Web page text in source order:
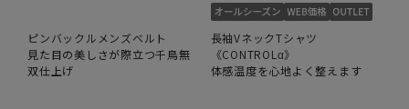
ピンバックルメンズベルト
見た目の美しさが際立つ千鳥無
双仕上げ
長袖VネックTシャツ
《CONTROLα》
体感温度を心地よく整えます